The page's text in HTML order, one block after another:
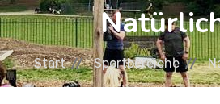
Start Sportbereiche